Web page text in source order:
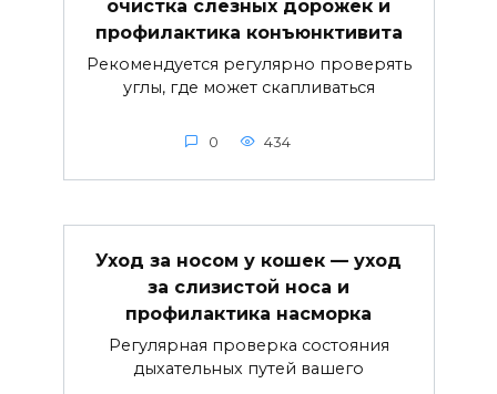
очистка слезных дорожек и
профилактика конъюнктивита
Рекомендуется регулярно проверять
углы, где может скапливаться
0 434
Уход за носом у кошек — уход
за слизистой носа и
профилактика насморка
Регулярная проверка состояния
дыхательных путей вашего